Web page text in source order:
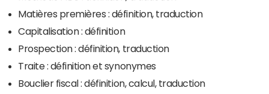
Matières premières : définition, traduction
Capitalisation : définition
Prospection : définition, traduction
Traite : définition et synonymes
Bouclier fiscal : définition, calcul, traduction